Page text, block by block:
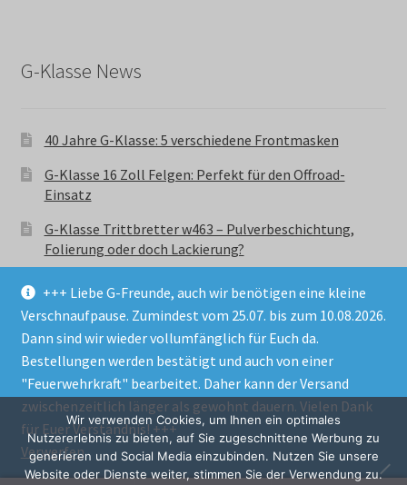
+++ Liebe G-Freunde, auch wir benötigen eine kleine
Verschnaufpause. Zumindest vom 25.07. bis zum 10.08.2026.
Dann sind wir wieder vollumfänglich für Euch da.
Bestellungen werden bestätigt und auch von einer
"Feuerwehrkraft" bearbeitet. Daher kann der Versand
zwischenzeitlich länger als gewohnt dauern. Vielen Dank
für Euer Verständnis! +++
Verwerfen
G-Klasse News
40 Jahre G-Klasse: 5 verschiedene Frontmasken
G-Klasse 16 Zoll Felgen: Perfekt für den Offroad-
Einsatz
G-Klasse Trittbretter w463 – Pulverbeschichtung,
Folierung oder doch Lackierung?
© GParts24 - G-Klasse w463 Trittbretter, Felgen,
Ersatzteile & Zubebehör.
Datenschutzerklärung
Alle Preise inkl. der gesetzlichen MwSt.
Wir verwenden Cookies, um Ihnen ein optimales
Nutzererlebnis zu bieten, auf Sie zugeschnittene Werbung zu
generieren und Social Media einzubinden. Nutzen Sie unsere
Website oder Dienste weiter, stimmen Sie der Verwendung zu.